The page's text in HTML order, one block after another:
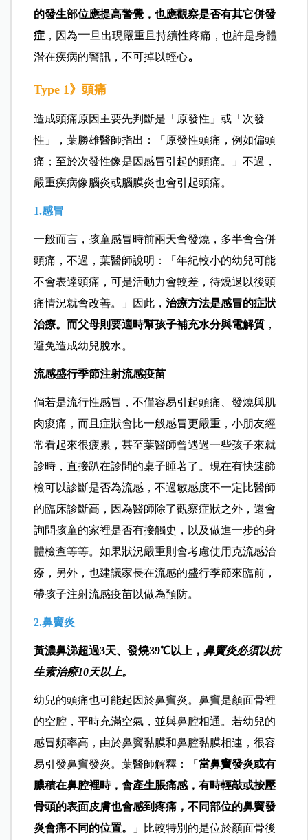
的發生部位應提高警覺，也應觀察是否有其它併發
症 ，因為一旦出現嚴重且持續性疼痛，也許是身體
潛在疾病的警訊，不可掉以輕心。
Type 1》頭痛
造成頭痛原因主要先判斷是「原發性」或「次發
性」，葉勝雄醫師指出：「原發性頭痛，例如偏頭
痛；至於次發性像是因感冒引起的頭痛。」不過，
嚴重疾病像腦炎或腦膜炎也會引起頭痛。
1.感冒
一般而言，孩童感冒時前兩天會發燒，多半會合併
頭痛，不過，葉醫師說明：「年紀較小的幼兒可能
不會表達頭痛，可是活動力會較差，待燒退以後頭
痛情況就會改善。」因此，治療方法是感冒的症狀
治療。而父母則要適時幫孩子補充水分與電解質 ，
避免造成幼兒脫水。
流感盛行季節注射流感疫苗
倘若是流行性感冒，不僅容易引起頭痛、發燒與肌
肉痠痛，而且症狀會比一般感冒更嚴重，小朋友經
常看起來很疲累，甚至葉醫師曾遇過一些孩子來就
診時，直接趴在診間的桌子睡著了。現在有快速篩
檢可以診斷是否為流感，不過敏感度不一定比醫師
的臨床診斷高，因為醫師除了觀察症狀之外，還會
詢問孩童的家裡是否有接觸史，以及做進一步的身
體檢查等等。如果狀況嚴重則會考慮使用克流感治
療，另外，也建議家長在流感的盛行季節來臨前，
帶孩子注射流感疫苗以做為預防。
2.鼻竇炎
黃濃鼻涕超過3天、發燒39℃以上，鼻竇炎必須以抗
生素治療10天以上。
幼兒的頭痛也可能起因於鼻竇炎。鼻竇是顏面骨裡
的空腔，平時充滿空氣，並與鼻腔相通。若幼兒的
感冒頻率高，由於鼻竇黏膜和鼻腔黏膜相連，很容
易引發鼻竇發炎。葉醫師解釋：「當鼻竇發炎或有
膿積在鼻腔裡時，會產生脹痛感，有時輕敲或按壓
骨頭的表面皮膚也會感到疼痛，不同部位的鼻竇發
炎會痛不同的位置。
」比較特別的是位於顏面骨後